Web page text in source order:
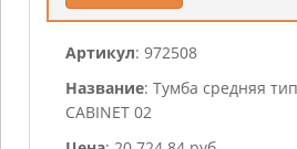
Артикул: 972508
Название: Тумба средняя
CABINET 02